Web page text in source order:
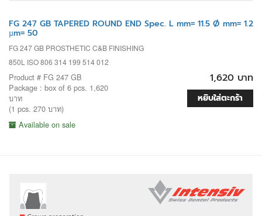
FG 247 GB TAPERED ROUND END Spec. L mm= 11.5 Ø mm= 1.2
µm= 50
FG 247 GB PROSTHETIC C&B FINISHING
850L ISO 806 314 199 514 012
Product # FG 247 GB
Package : box of 6 pcs. 1,620
บาท
(1 pcs. 270 บาท)
Available on sale
1,620 บาท
หยิบใส่ตะกร้า